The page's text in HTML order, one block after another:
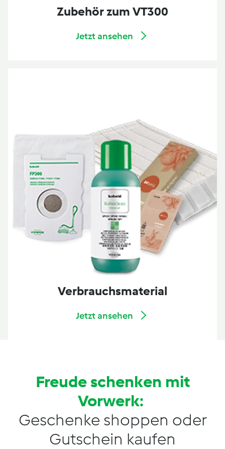
Zubehör zum VT300
Jetzt ansehen
Verbrauchsmaterial
Jetzt ansehen
Freude schenken mit
Vorwerk:
Geschenke shoppen oder
Gutschein kaufen